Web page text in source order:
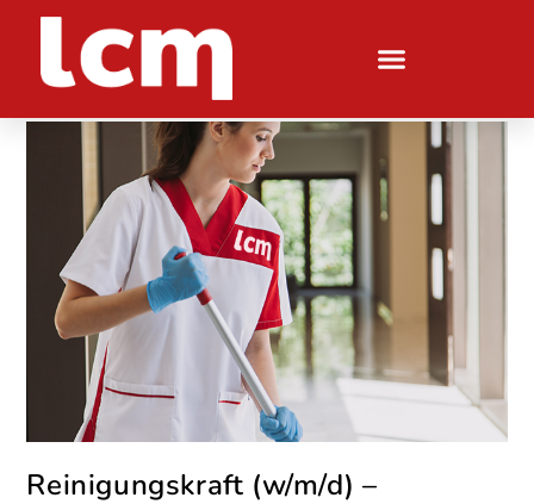
Reinigungskraft (w/m/d) –